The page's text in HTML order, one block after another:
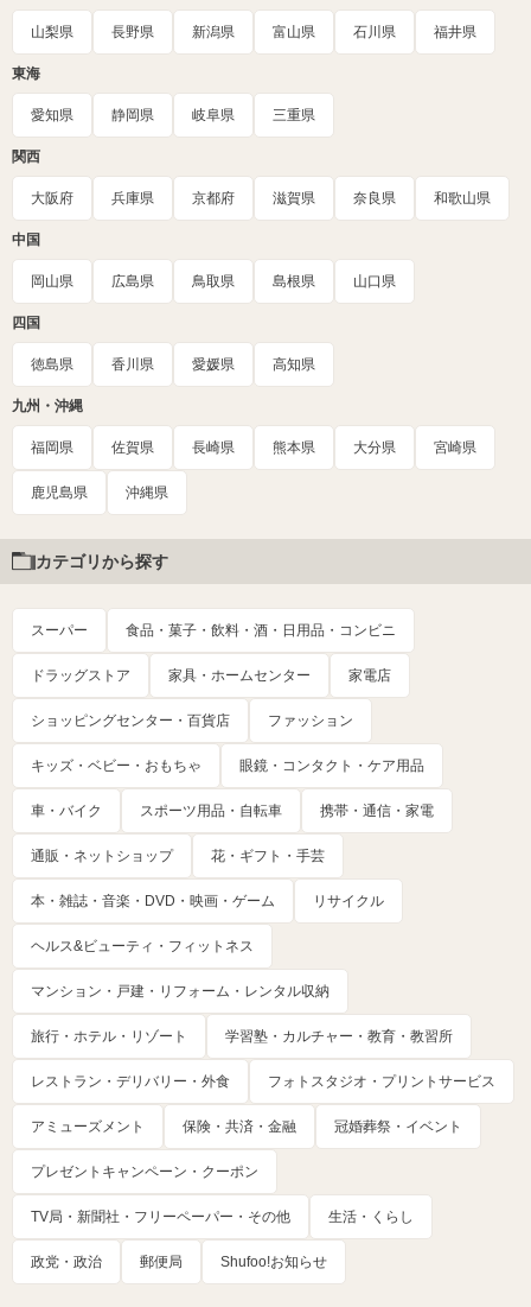
山梨県 長野県 新潟県 富山県 石川県 福井県
東海
愛知県 静岡県 岐阜県 三重県
関西
大阪府 兵庫県 京都府 滋賀県 奈良県 和歌山県
中国
岡山県 広島県 鳥取県 島根県 山口県
四国
徳島県 香川県 愛媛県 高知県
九州・沖縄
福岡県 佐賀県 長崎県 熊本県 大分県 宮崎県
鹿児島県 沖縄県
カテゴリから探す
スーパー 食品・菓子・飲料・酒・日用品・コンビニ
ドラッグストア 家具・ホームセンター 家電店
ショッピングセンター・百貨店 ファッション
キッズ・ベビー・おもちゃ 眼鏡・コンタクト・ケア用品
車・バイク スポーツ用品・自転車 携帯・通信・家電
通販・ネットショップ 花・ギフト・手芸
本・雑誌・音楽・DVD・映画・ゲーム リサイクル
ヘルス&ビューティ・フィットネス
マンション・戸建・リフォーム・レンタル収納
旅行・ホテル・リゾート 学習塾・カルチャー・教育・教習所
レストラン・デリバリー・外食 フォトスタジオ・プリントサービス
アミューズメント 保険・共済・金融 冠婚葬祭・イベント
プレゼントキャンペーン・クーポン
TV局・新聞社・フリーペーパー・その他 生活・くらし
政党・政治 郵便局 Shufoo!お知らせ